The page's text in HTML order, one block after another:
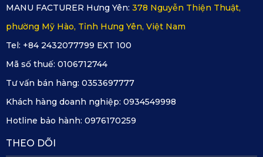
MANU FACTURER Hưng Yên: 378 Nguyễn Thiện Thuật,
phường Mỹ Hào, Tỉnh Hưng Yên, Việt Nam
Tel: +84 2432077799 EXT 100
Mã số thuế: 0106712744
Tư vấn bán hàng: 0353697777
Khách hàng doanh nghiệp: 0934549998
Hotline bảo hành: 0976170259
THEO DÕI